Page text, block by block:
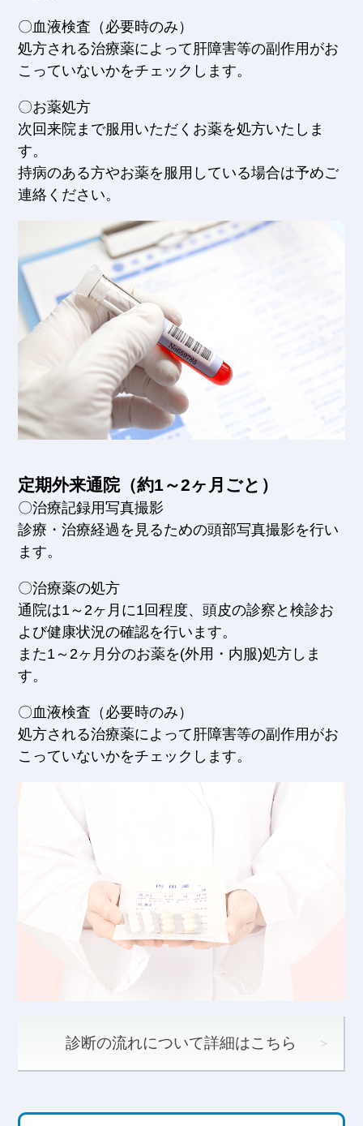
〇血液検査（必要時のみ）
処方される治療薬によって肝障害等の副作用がお
こっていないかをチェックします。
〇お薬処方
次回来院まで服用いただくお薬を処方いたしま
す。
持病のある方やお薬を服用している場合は予めご
連絡ください。
定期外来通院（約1～2ヶ月ごと）
〇治療記録用写真撮影
診療・治療経過を見るための頭部写真撮影を行い
ます。
〇治療薬の処方
通院は1～2ヶ月に1回程度、頭皮の診察と検診お
よび健康状況の確認を行います。
また1～2ヶ月分のお薬を(外用・内服)処方しま
す。
〇血液検査（必要時のみ）
処方される治療薬によって肝障害等の副作用がお
こっていないかをチェックします。
診断の流れについて詳細はこちら